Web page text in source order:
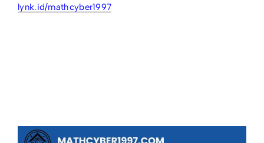
lynk.id/mathcyber1997